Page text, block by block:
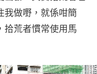
我做嘢，就係咁簡
拾荒者慣常使用馬